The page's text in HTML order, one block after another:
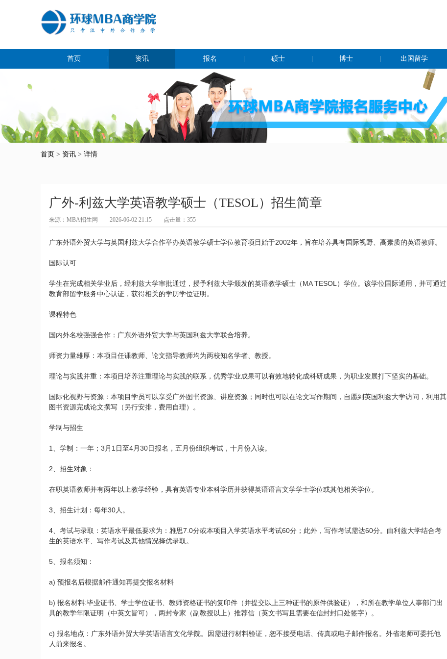
首页 资讯 报名 硕士 博士 出国留学
首页 > 资讯 > 详情
广外-利兹大学英语教学硕士（TESOL）招生简章
来源： MBA招生网 2026-06-02 21:15 点击量： 355
广东外语外贸大学与英国利兹大学合作举办英语教学硕士学位教育项目始于2002年，旨在培养具有国际视野、高素质的英语教师。
国际认可
学生在完成相关学业后，经利兹大学审批通过，授予利兹大学颁发的英语教学硕士（MA TESOL）学位。该学位国际通用，并可通过
教育部留学服务中心认证，获得相关的学历学位证明。
课程特色
国内外名校强强合作：广东外语外贸大学与英国利兹大学联合培养。
师资力量雄厚：本项目任课教师、论文指导教师均为两校知名学者、教授。
理论与实践并重：本项目培养注重理论与实践的联系，优秀学业成果可以有效地转化成科研成果，为职业发展打下坚实的基础。
国际化视野与资源：本项目学员可以享受广外图书资源、讲座资源；同时也可以在论文写作期间，自愿到英国利兹大学访问，利用其
图书资源完成论文撰写（另行安排，费用自理）。
学制与招生
1、学制：一年；3月1日至4月30日报名，五月份组织考试，十月份入读。
2、招生对象：
在职英语教师并有两年以上教学经验，具有英语专业本科学历并获得英语语言文学学士学位或其他相关学位。
3、招生计划：每年30人。
4、考试与录取：英语水平最低要求为：雅思7.0分或本项目入学英语水平考试60分；此外，写作考试需达60分。由利兹大学结合考
生的英语水平、写作考试及其他情况择优录取。
5、报名须知：
a) 预报名后根据邮件通知再提交报名材料
b) 报名材料:毕业证书、学士学位证书、教师资格证书的复印件（并提交以上三种证书的原件供验证），和所在教学单位人事部门出
具的教学年限证明（中英文皆可），两封专家（副教授以上）推荐信（英文书写且需要在信封封口处签字）。
c) 报名地点：广东外语外贸大学英语语言文化学院。因需进行材料验证，恕不接受电话、传真或电子邮件报名。外省老师可委托他
人前来报名。